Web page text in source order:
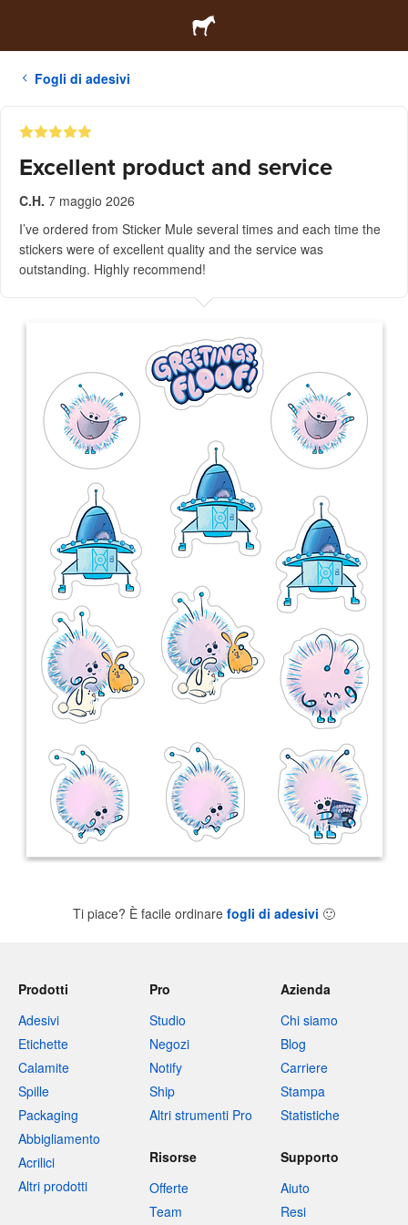
Fogli di adesivi
Excellent product and service
C.H. 7 maggio 2026
I’ve ordered from Sticker Mule several times and each time the
stickers were of excellent quality and the service was
outstanding. Highly recommend!
Ti piace? È facile ordinare fogli di adesivi 🙂
Prodotti
Adesivi
Etichette
Calamite
Spille
Packaging
Abbigliamento
Acrilici
Altri prodotti
Pro
Studio
Negozi
Notify
Ship
Altri strumenti Pro
Azienda
Chi siamo
Blog
Carriere
Stampa
Statistiche
Risorse
Offerte
Team
Supporto
Aiuto
Resi